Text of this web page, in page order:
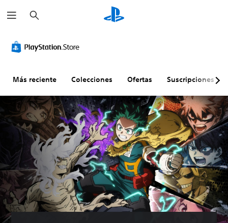
u
s
r
Más reciente Colecciones Ofertas Suscripciones